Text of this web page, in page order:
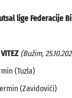
lige Federacije
(Bužim,
(Tuzla)
(Zavidovići)